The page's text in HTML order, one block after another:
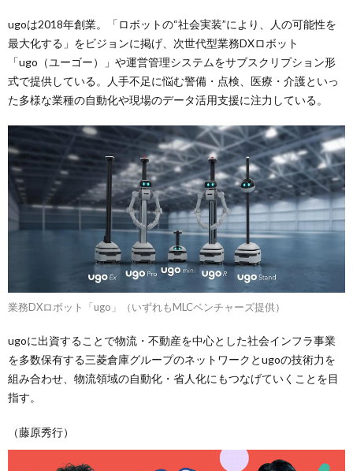
ugoは2018年創業。「ロボットの“社会実装”により、人の可能性を
最大化する」をビジョンに掲げ、次世代型業務DXロボット
「ugo（ユーゴー）」や運営管理システムをサブスクリプション形
式で提供している。人手不足に悩む警備・点検、医療・介護といっ
た多様な業種の自動化や現場のデータ活用支援に注力している。
業務DXロボット「ugo」（いずれもMLCベンチャーズ提供）
ugoに出資することで物流・不動産を中心とした社会インフラ事業
を多数保有する三菱倉庫グループのネットワークとugoの技術力を
組み合わせ、物流領域の自動化・省人化にもつなげていくことを目
指す。
（藤原秀行）